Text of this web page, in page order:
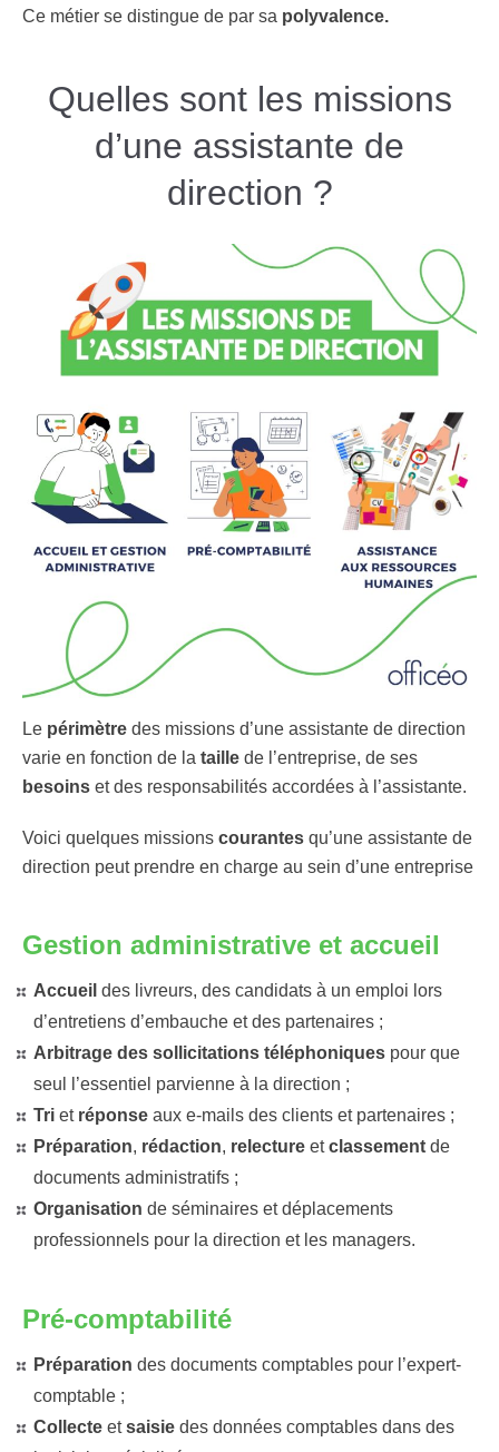
Ce métier se distingue de par sa polyvalence.
Quelles sont les missions
d’une assistante de
direction ?
Le périmètre des missions d’une assistante de direction
varie en fonction de la taille de l’entreprise, de ses
besoins et des responsabilités accordées à l’assistante.
Voici quelques missions courantes qu’une assistante de
direction peut prendre en charge au sein d’une entreprise
Gestion administrative et accueil
Accueil des livreurs, des candidats à un emploi lors
d’entretiens d’embauche et des partenaires ;
Arbitrage des sollicitations téléphoniques pour que
seul l’essentiel parvienne à la direction ;
Tri et réponse aux e-mails des clients et partenaires ;
Préparation, rédaction, relecture etclassement de
documents administratifs ;
Organisation de séminaires et déplacements
professionnels pour la direction et les managers.
Pré-comptabilité
Préparation des documents comptables pour l’expert-
comptable ;
Collecte etsaisie des données comptables dans des